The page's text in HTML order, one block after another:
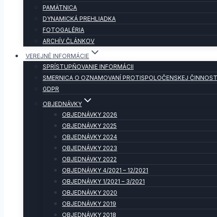
PAMÄTNICA
DYNAMICKÁ PREHLIADKA
FOTOGALÉRIA
ARCHÍV ČLÁNKOV
VEREJNÉ INFORMÁCIE
SPRÍSTUPŇOVANIE INFORMÁCII
SMERNICA O OZNAMOVANÍ PROTISPOLOČENSKEJ
GDPR
OBJEDNÁVKY
OBJEDNÁVKY 2026
OBJEDNÁVKY 2025
OBJEDNÁVKY 2024
OBJEDNÁVKY 2023
OBJEDNÁVKY 2022
OBJEDNÁVKY 4/2021 – 12/2021
OBJEDNÁVKY 1/2021 – 3/2021
OBJEDNÁVKY 2020
OBJEDNÁVKY 2019
OBJEDNÁVKY 2018